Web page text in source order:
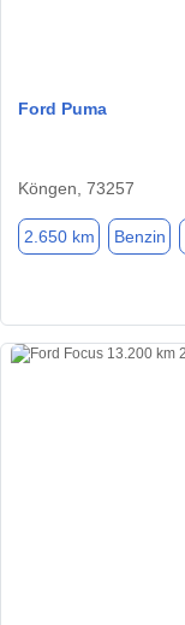
Ford Puma
Köngen, 73257
2.650 km Benzin